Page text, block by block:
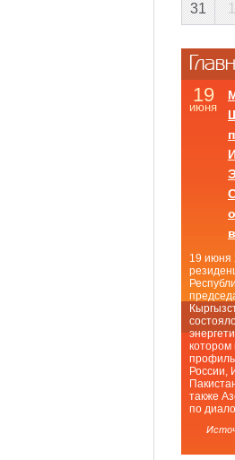
31 1
19
июня
19 июня
котором
России,
также
по